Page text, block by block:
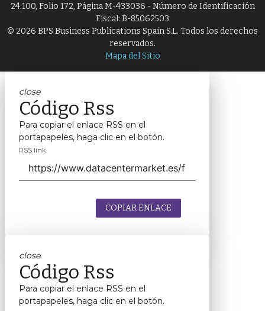
24.100, Folio 172, Página M-433036 - Número de Identificación
Fiscal: B-85062503
© 2026 BPS Business Publications Spain S.L. Todos los derechos
reservados.
Mapa del Sitio
close
Código Rss
Para copiar el enlace RSS en el
portapapeles, haga clic en el botón.
RSS link
COPIAR ENLACE
close
Código Rss
Para copiar el enlace RSS en el
portapapeles, haga clic en el botón.